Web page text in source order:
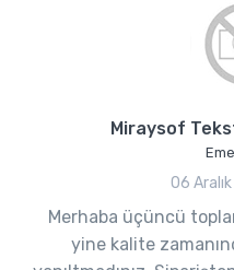
Miraysof
06
Merhaba üçüncü
yine kalite